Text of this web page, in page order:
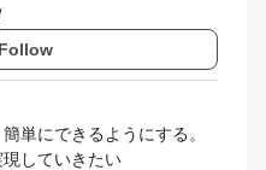
Follow
単にできるようにする。
していきたい